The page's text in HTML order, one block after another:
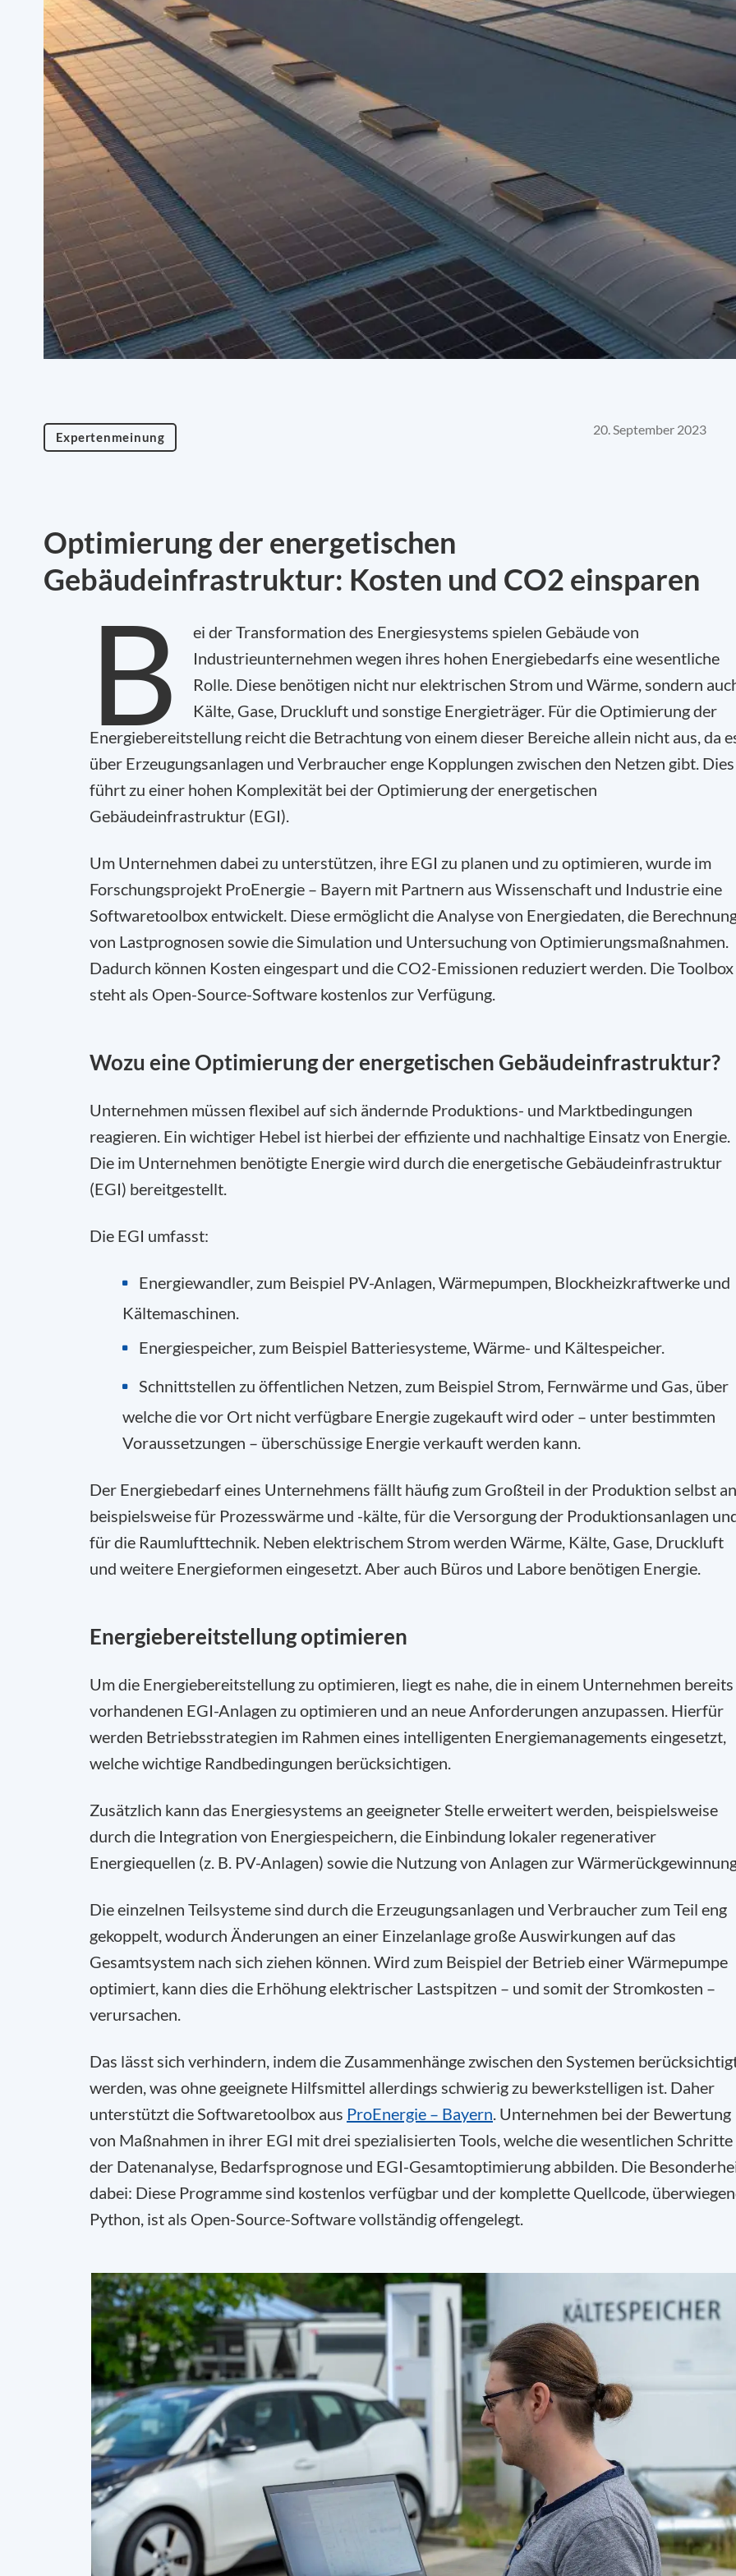
Expertenmeinung 20. September 2023
Optimierung der energetischen
Gebäudeinfrastruktur: Kosten und CO2 einsparen
B
ei der Transformation des Energiesystems spielen Gebäude von
Industrieunternehmen wegen ihres hohen Energiebedarfs eine wesentliche
Rolle. Diese benötigen nicht nur elektrischen Strom und Wärme, sondern
Kälte, Gase, Druckluft und sonstige Energieträger. Für die Optimierung der
Energiebereitstellung reicht die Betrachtung von einem dieser Bereiche allein nicht aus, da
über Erzeugungsanlagen und Verbraucher enge Kopplungen zwischen den Netzen gibt. Dies
führt zu einer hohen Komplexität bei der Optimierung der energetischen
Gebäudeinfrastruktur (EGI).
Um Unternehmen dabei zu unterstützen, ihre EGI zu planen und zu optimieren, wurde im
Forschungsprojekt ProEnergie – Bayern mit Partnern aus Wissenschaft und Industrie eine
Softwaretoolbox entwickelt. Diese ermöglicht die Analyse von Energiedaten, die
von Lastprognosen sowie die Simulation und Untersuchung von Optimierungsmaßnahmen.
Dadurch können Kosten eingespart und die CO2-Emissionen reduziert werden. Die Toolbox
steht als Open-Source-Software kostenlos zur Verfügung.
Wozu eine Optimierung der energetischen Gebäudeinfrastruktur?
Unternehmen müssen flexibel auf sich ändernde Produktions- und Marktbedingungen
reagieren. Ein wichtiger Hebel ist hierbei der effiziente und nachhaltige Einsatz von Energie.
Die im Unternehmen benötigte Energie wird durch die energetische Gebäudeinfrastruktur
(EGI) bereitgestellt.
Die EGI umfasst:
Energiewandler, zum Beispiel PV-Anlagen, Wärmepumpen, Blockheizkraftwerke und
Kältemaschinen.
Energiespeicher, zum Beispiel Batteriesysteme, Wärme- und Kältespeicher.
Schnittstellen zu öffentlichen Netzen, zum Beispiel Strom, Fernwärme und Gas, über
welche die vor Ort nicht verfügbare Energie zugekauft wird oder – unter bestimmten
Voraussetzungen – überschüssige Energie verkauft werden kann.
Der Energiebedarf eines Unternehmens fällt häufig zum Großteil in der Produktion selbst
beispielsweise für Prozesswärme und -kälte, für die Versorgung der Produktionsanlagen
für die Raumlufttechnik. Neben elektrischem Strom werden Wärme, Kälte, Gase, Druckluft
und weitere Energieformen eingesetzt. Aber auch Büros und Labore benötigen Energie.
Energiebereitstellung optimieren
Um die Energiebereitstellung zu optimieren, liegt es nahe, die in einem Unternehmen bereits
vorhandenen EGI-Anlagen zu optimieren und an neue Anforderungen anzupassen. Hierfür
werden Betriebsstrategien im Rahmen eines intelligenten Energiemanagements eingesetzt,
welche wichtige Randbedingungen berücksichtigen.
Zusätzlich kann das Energiesystems an geeigneter Stelle erweitert werden, beispielsweise
durch die Integration von Energiespeichern, die Einbindung lokaler regenerativer
Energiequellen (z. B. PV-Anlagen) sowie die Nutzung von Anlagen zur
Die einzelnen Teilsysteme sind durch die Erzeugungsanlagen und Verbraucher zum Teil eng
gekoppelt, wodurch Änderungen an einer Einzelanlage große Auswirkungen auf das
Gesamtsystem nach sich ziehen können. Wird zum Beispiel der Betrieb einer Wärmepumpe
optimiert, kann dies die Erhöhung elektrischer Lastspitzen – und somit der Stromkosten –
verursachen.
Das lässt sich verhindern, indem die Zusammenhänge zwischen den Systemen
werden, was ohne geeignete Hilfsmittel allerdings schwierig zu bewerkstelligen ist. Daher
unterstützt die Softwaretoolbox aus ProEnergie – Bayern. Unternehmen bei der Bewertung
von Maßnahmen in ihrer EGI mit drei spezialisierten Tools, welche die wesentlichen Schritte
der Datenanalyse, Bedarfsprognose und EGI-Gesamtoptimierung abbilden. Die
dabei: Diese Programme sind kostenlos verfügbar und der komplette Quellcode,
Python, ist als Open-Source-Software vollständig offengelegt.